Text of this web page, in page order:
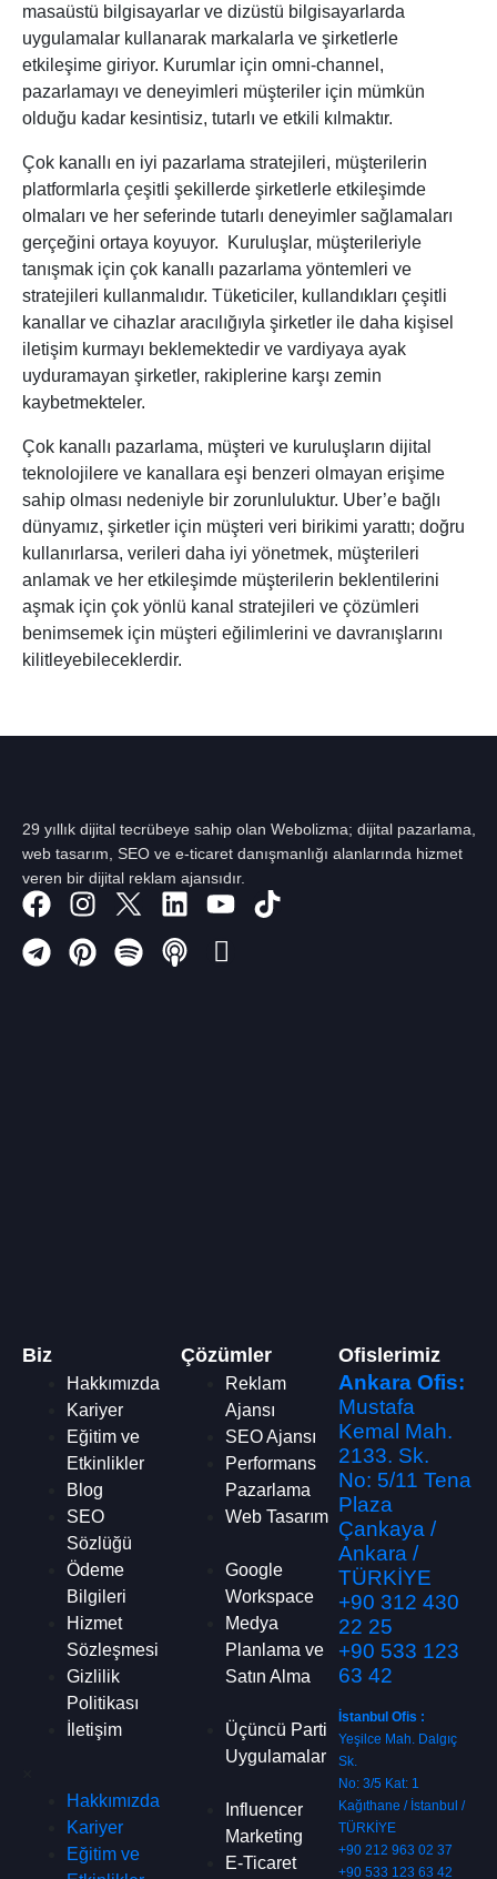
masaüstü bilgisayarlar ve dizüstü bilgisayarlarda
uygulamalar kullanarak markalarla ve şirketlerle
etkileşime giriyor. Kurumlar için omni-channel,
pazarlamayı ve deneyimleri müşteriler için mümkün
olduğu kadar kesintisiz, tutarlı ve etkili kılmaktır.
Çok kanallı en iyi pazarlama stratejileri, müşterilerin
platformlarla çeşitli şekillerde şirketlerle etkileşimde
olmaları ve her seferinde tutarlı deneyimler sağlamaları
gerçeğini ortaya koyuyor. Kuruluşlar, müşterileriyle
tanışmak için çok kanallı pazarlama yöntemleri ve
stratejileri kullanmalıdır. Tüketiciler, kullandıkları çeşitli
kanallar ve cihazlar aracılığıyla şirketler ile daha kişisel
iletişim kurmayı beklemektedir ve vardiyaya ayak
uyduramayan şirketler, rakiplerine karşı zemin
kaybetmekteler.
Çok kanallı pazarlama, müşteri ve kuruluşların dijital
teknolojilere ve kanallara eşi benzeri olmayan erişime
sahip olması nedeniyle bir zorunluluktur. Uber’e bağlı
dünyamız, şirketler için müşteri veri birikimi yarattı; doğru
kullanırlarsa, verileri daha iyi yönetmek, müşterileri
anlamak ve her etkileşimde müşterilerin beklentilerini
aşmak için çok yönlü kanal stratejileri ve çözümleri
benimsemek için müşteri eğilimlerini ve davranışlarını
kilitleyebileceklerdir.
29 yıllık dijital tecrübeye sahip olan Webolizma; dijital pazarlama,
web tasarım, SEO ve e-ticaret danışmanlığı alanlarında hizmet
veren bir dijital reklam ajansıdır.
Biz
Hakkımızda
Kariyer
Eğitim ve
Etkinlikler
Blog
SEO
Sözlüğü
Ödeme
Bilgileri
Hizmet
Sözleşmesi
Gizlilik
Politikası
İletişim
Hakkımızda
Kariyer
Eğitim ve
Çözümler
Reklam
Ajansı
SEO Ajansı
Performans
Pazarlama
Web Tasarım
Google
Workspace
Medya
Planlama ve
Satın Alma
Üçüncü Parti
Uygulamalar
Influencer
Marketing
E-Ticaret
Ofislerimiz
Ankara Ofis:
Mustafa
Kemal Mah.
2133. Sk.
No: 5/11 Tena
Plaza
Çankaya /
Ankara /
TÜRKİYE
+90 312 430
22 25
+90 533 123
63 42
İstanbul Ofis :
Yeşilce Mah. Dalgıç
Sk.
No: 3/5 Kat: 1
Kağıthane / İstanbul /
TÜRKİYE
+90 212 963 02 37
+90 533 123 63 42